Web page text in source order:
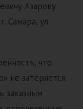
Азарову
Самара, ул.
что
не затеряется
заказным